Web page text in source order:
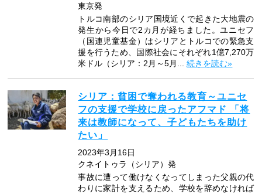
東京発
トルコ南部のシリア国境近くで起きた大地震の
発生から今日で2カ月が経ちました。ユニセフ
（国連児童基金）はシリアとトルコでの緊急支
援を行うため、国際社会にそれぞれ1億7,270万
米ドル（シリア：2月～5月...続きを読む»
シリア：貧困で奪われる教育～ユニセ
フの支援で学校に戻ったアフマド 「将
来は教師になって、子どもたちを助け
たい」
2023年3月16日
クネイトゥラ（シリア）発
事故に遭って働けなくなってしまった父親の代
わりに家計を支えるため、学校を辞めなければ